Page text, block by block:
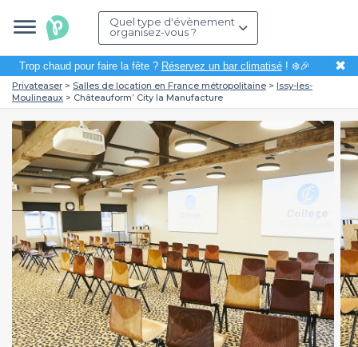
Quel type d'évènement
organisez-vous ?
Trop chaud pour faire la fête ? Réservez un bar climatisé! ❄️🎉 ✖
Privateaser Salles de location en France métropolitaine
Issy-les-
Moulineaux
Châteauform’ City la Manufacture